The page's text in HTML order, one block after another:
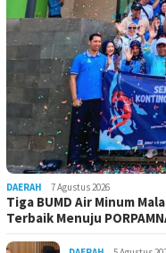
DAERAH 7 Agustus 2026
Tiga BUMD Air Minum
Terbaik Menuju